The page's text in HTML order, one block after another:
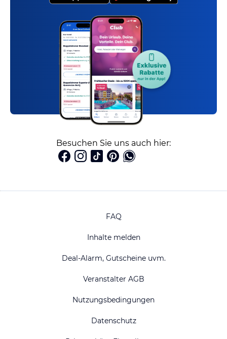
Besuchen Sie uns auch hier:
FAQ
Inhalte melden
Deal-Alarm, Gutscheine uvm.
Veranstalter AGB
Nutzungsbedingungen
Datenschutz